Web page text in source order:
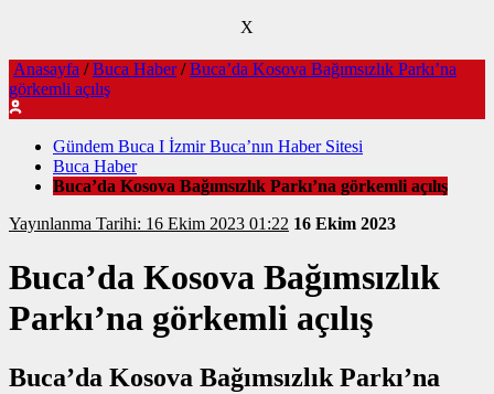
X
Anasayfa / Buca Haber / Buca’da Kosova Bağımsızlık Parkı’na
görkemli açılış
Gündem Buca I İzmir Buca’nın Haber Sitesi
Buca Haber
Buca’da Kosova Bağımsızlık Parkı’na görkemli açılış
Yayınlanma Tarihi: 16 Ekim 2023 01:22 16 Ekim 2023
Buca’da Kosova Bağımsızlık
Parkı’na görkemli açılış
Buca’da Kosova Bağımsızlık Parkı’na